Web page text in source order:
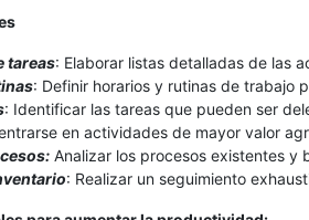
tareas: Elaborar listas detalladas de las
: Definir horarios y rutinas de trabajo
: Identificar las tareas que pueden ser
en actividades de mayor valor
Analizar los procesos existentes y
: Realizar un seguimiento